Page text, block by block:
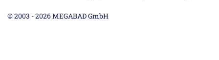
© 2003 - 2026 MEGABAD GmbH